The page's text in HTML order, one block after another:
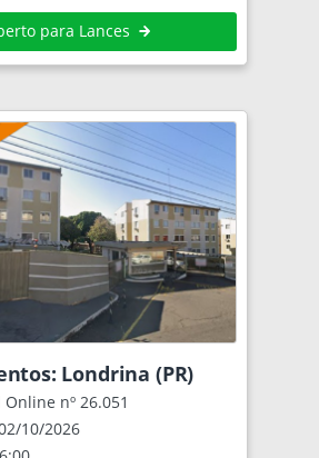
para Lances
Londrina (PR)
nº 26.051
10/2026